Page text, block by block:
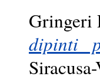
Gringeri
dipinti